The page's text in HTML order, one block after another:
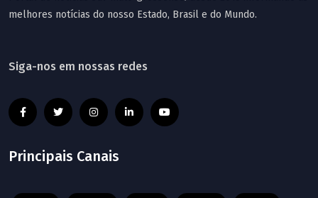
melhores notícias do nosso Estado, Brasil e do Mundo.
Siga-nos em nossas redes
Principais Canais